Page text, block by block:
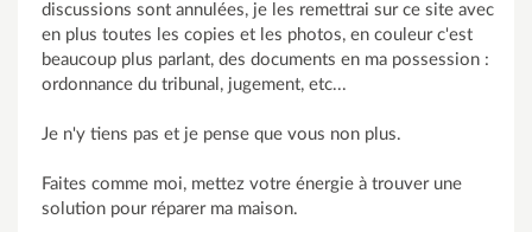
discussions sont annulées, je les remettrai sur ce site avec
en plus toutes les copies et les photos, en couleur c'est
beaucoup plus parlant, des documents en ma possession :
ordonnance du tribunal, jugement, etc...
Je n'y tiens pas et je pense que vous non plus.
Faites comme moi, mettez votre énergie à trouver une
solution pour réparer ma maison.